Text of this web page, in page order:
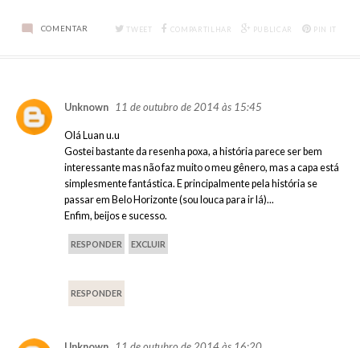
COMENTAR TWEET COMPARTILHAR PUBLICAR PIN IT
Unknown 11 de outubro de 2014 às 15:45
Olá Luan u.u
Gostei bastante da resenha poxa, a história parece ser bem
interessante mas não faz muito o meu gênero, mas a capa está
simplesmente fantástica. E principalmente pela história se
passar em Belo Horizonte (sou louca para ir lá)...
Enfim, beijos e sucesso.
RESPONDER EXCLUIR
RESPONDER